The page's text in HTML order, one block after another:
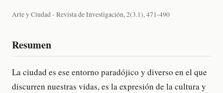
Arte y Ciudad - Revista de Investigación, 2(3.1), 471-490
Resumen
La ciudad es ese entorno paradójico y diverso en el que
discurren nuestras vidas, es la expresión de la cultura y